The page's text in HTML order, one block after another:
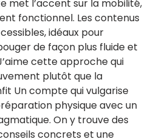
met l’accent sur la mobilité,
fonctionnel. Les contenus
idéaux pour
de façon plus fluide et
cette approche qui
plutôt que la
Un compte qui vulgarise
physique avec un
On y trouve des
concrets et une